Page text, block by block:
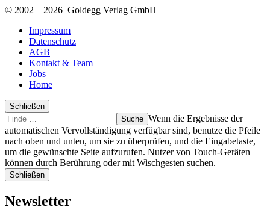
© 2002 – 2026 Goldegg Verlag GmbH
Impressum
Datenschutz
AGB
Kontakt & Team
Jobs
Home
Schließen
Suche
Finde
…
Wenn die Ergebnisse der
automatischen Vervollständigung verfügbar sind, benutze die Pfeile
nach oben und unten, um sie zu überprüfen, und die Eingabetaste,
um die gewünschte Seite aufzurufen. Nutzer von Touch-Geräten
können durch Berührung oder mit Wischgesten suchen.
Schließen
Newsletter